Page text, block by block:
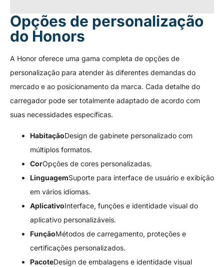
Opções de personalização
do Honors
A Honor oferece uma gama completa de opções de
personalização para atender às diferentes demandas do
mercado e ao posicionamento da marca. Cada detalhe do
carregador pode ser totalmente adaptado de acordo com
suas necessidades específicas.
HabitaçãoDesign de gabinete personalizado com
múltiplos formatos.
CorOpções de cores personalizadas.
LinguagemSuporte para interface de usuário e exibição
em vários idiomas.
AplicativoInterface, funções e identidade visual do
aplicativo personalizáveis.
FunçãoMétodos de carregamento, proteções e
certificações personalizados.
PacoteDesign de embalagens e identidade visual